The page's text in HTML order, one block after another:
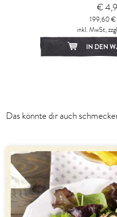
€
199,60 €
inkl. MwSt,
IN DEN
Das könnte dir auch